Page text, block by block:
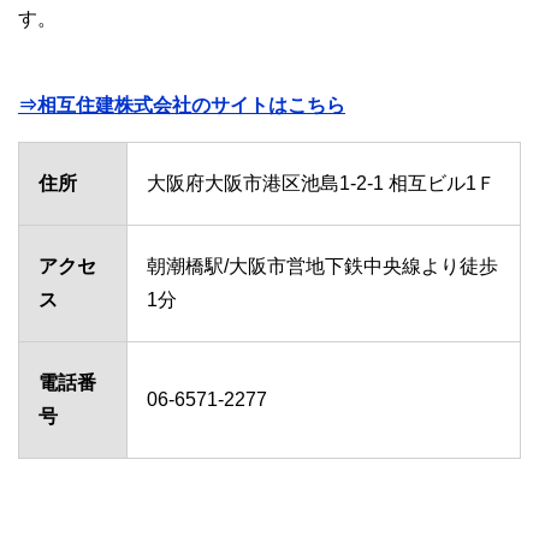
す。
⇒相互住建株式会社のサイトはこちら
住所 大阪府大阪市港区池島1-2-1 相互ビル1Ｆ
アクセ
ス
朝潮橋駅/大阪市営地下鉄中央線より徒歩
1分
電話番
号
06-6571-2277